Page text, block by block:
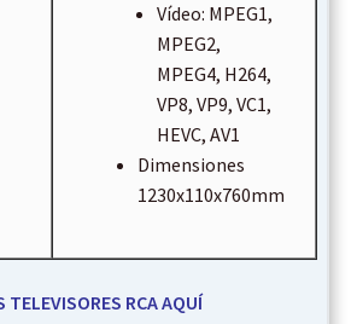
Vídeo: MPEG1,
MPEG2,
MPEG4, H264,
VP8, VP9, VC1,
HEVC, AV1
Dimensiones
1230x110x760mm
TELEVISORES RCA AQUÍ